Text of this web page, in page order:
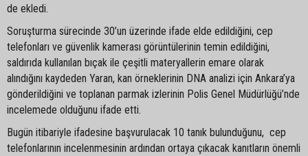
de ekledi.
Soruşturma sürecinde 30’un üzerinde ifade elde edildiğini, cep
telefonları ve güvenlik kamerası görüntülerinin temin edildiğini,
saldırıda kullanılan bıçak ile çeşitli materyallerin emare olarak
alındığını kaydeden Yaran, kan örneklerinin DNA analizi için Ankara’ya
gönderildiğini ve toplanan parmak izlerinin Polis Genel Müdürlüğü’nde
incelemede olduğunu ifade etti.
Bugün itibariyle ifadesine başvurulacak 10 tanık bulunduğunu, cep
telefonlarının incelenmesinin ardından ortaya çıkacak kanıtların önemli